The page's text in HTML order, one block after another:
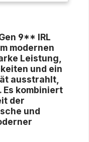
9** IRL
modernen
Leistung,
und ein
ausstrahlt,
kombiniert
der
und